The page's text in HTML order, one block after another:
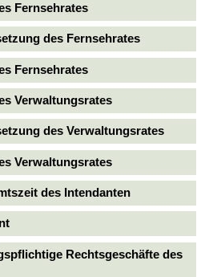
Fernsehrates
des Fernsehrates
Fernsehrates
Verwaltungsrates
des Verwaltungsrates
Verwaltungsrates
des Intendanten
Rechtsgeschäfte des